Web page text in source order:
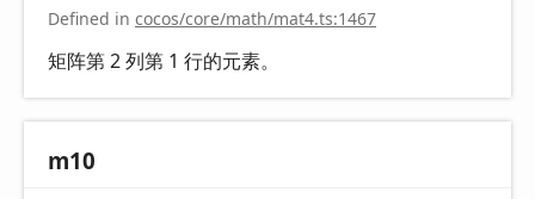
Defined in cocos/core/math/mat4.ts:1467
矩阵第 2 列第 1 行的元素。
m10